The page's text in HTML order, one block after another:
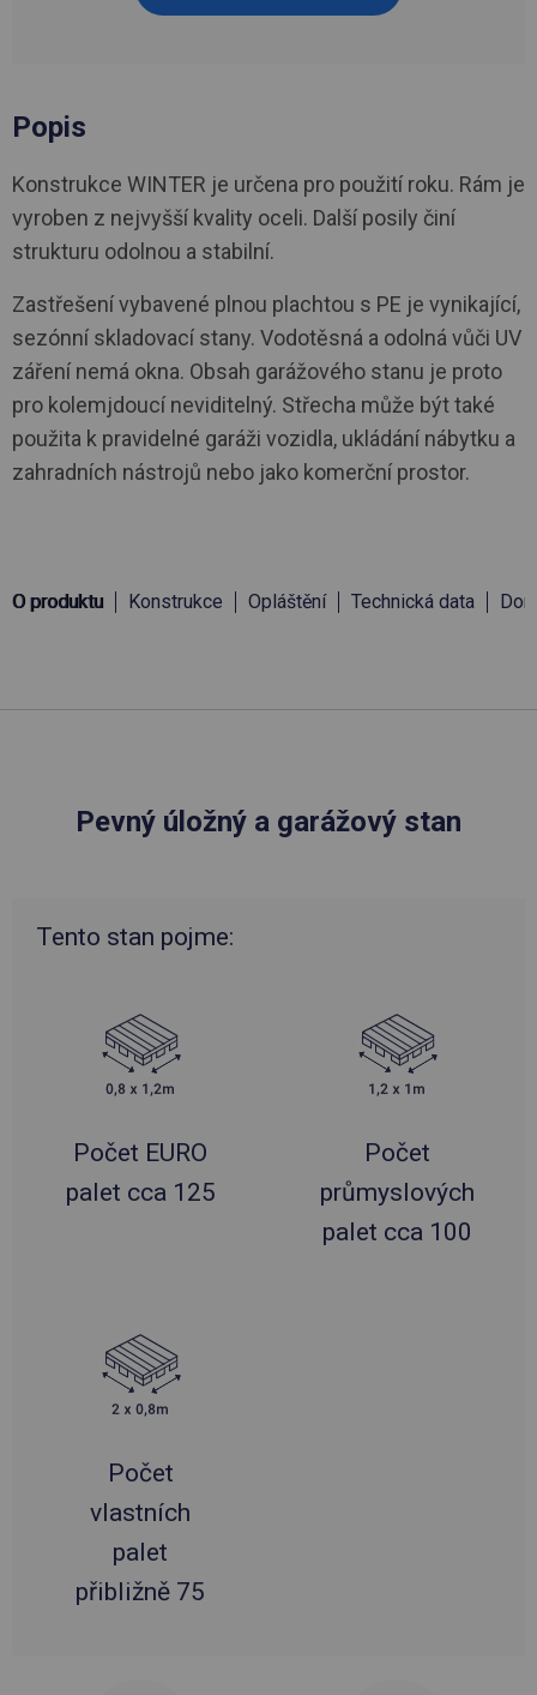
Popis
Konstrukce WINTER je určena pro použití roku. Rám je
vyroben z nejvyšší kvality oceli. Další posily činí
strukturu odolnou a stabilní.
Zastřešení vybavené plnou plachtou s PE je vynikající,
sezónní skladovací stany. Vodotěsná a odolná vůči UV
záření nemá okna. Obsah garážového stanu je proto
pro kolemjdoucí neviditelný. Střecha může být také
použita k pravidelné garáži vozidla, ukládání nábytku a
zahradních nástrojů nebo jako komerční prostor.
O produktu Konstrukce Opláštění Technická data
Pevný úložný a garážový stan
Tento stan pojme:
Počet EURO
palet cca 125
Počet
průmyslových
palet cca 100
Počet
vlastních
palet
přibližně 75